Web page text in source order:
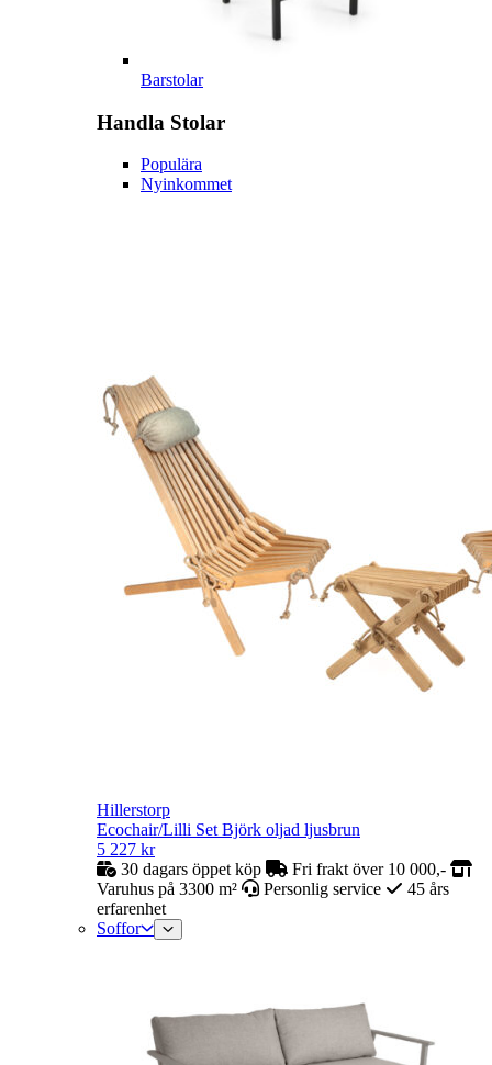
Barstolar
Handla Stolar
Populära
Nyinkommet
Hillerstorp
Ecochair/Lilli Set Björk oljad ljusbrun
5 227 kr
30 dagars öppet köp
Fri frakt över 10 000,-
Varuhus på 3300 m²
Personlig service
45 års
erfarenhet
Soffor